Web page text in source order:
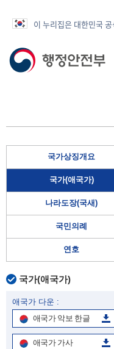
이 누리집은 대한민국
국가상징개요
국가(애국가)
나라도장(국새)
국민의례
연호
국가(애국가)
애국가 다운 :
애국가 악보 한글
애국가 가사